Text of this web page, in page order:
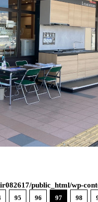
public_html/wp-
95 96 97 98